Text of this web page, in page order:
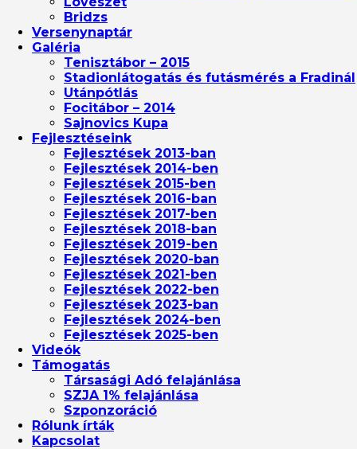
Bridzs
Versenynaptár
Galéria
Tenisztábor – 2015
Stadionlátogatás és futásmérés a Fradinál
Utánpótlás
Focitábor – 2014
Sajnovics Kupa
Fejlesztéseink
Fejlesztések 2013-ban
Fejlesztések 2014-ben
Fejlesztések 2015-ben
Fejlesztések 2016-ban
Fejlesztések 2017-ben
Fejlesztések 2018-ban
Fejlesztések 2019-ben
Fejlesztések 2020-ban
Fejlesztések 2021-ben
Fejlesztések 2022-ben
Fejlesztések 2023-ban
Fejlesztések 2024-ben
Fejlesztések 2025-ben
Videók
Támogatás
Társasági Adó felajánlása
SZJA 1% felajánlása
Szponzoráció
Rólunk írták
Kapcsolat